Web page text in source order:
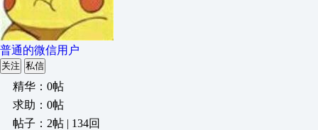
普通的微信用户
关注 私信
精华：0帖
求助：0帖
帖子：2帖 | 134回